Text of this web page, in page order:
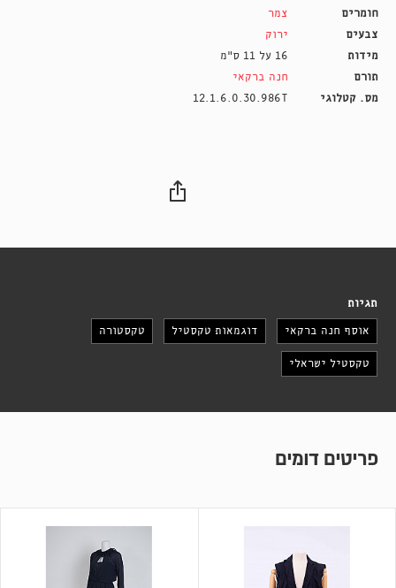
חומרים
צמר
צבעים
ירוק
מידות
16 על 11 ס״מ
תורם
חנה ברקאי
מס. קטלוגי
12.1.6.0.30.986T
תגיות
אוסף חנה ברקאי דוגמאות טקסטיל טקסטורה
טקסטיל ישראלי
פריטים דומים